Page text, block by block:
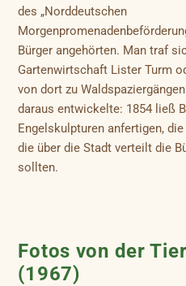
des „Norddeutschen
Bürger angehörten. Man traf
Gartenwirtschaft Lister Turm
von dort zu
daraus entwickelte: 1854 ließ
Engelskulpturen anfertigen,
die über die Stadt verteilt die
sollten.
Fotos von der
(1967)